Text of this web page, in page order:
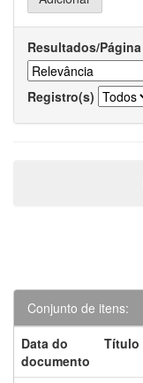
Resultados/Página
Registro(s)
Conjunto de itens:
Data do
documento
Título